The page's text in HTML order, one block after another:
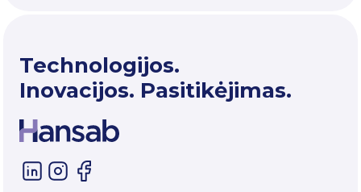
Technologijos.
Inovacijos. Pasitikėjimas.